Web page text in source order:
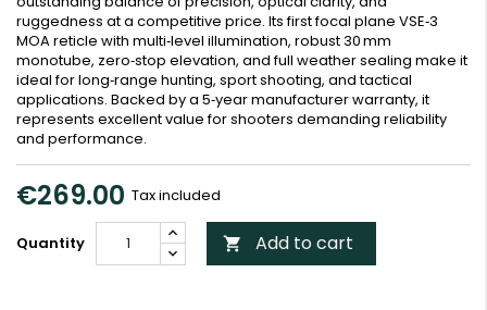
ruggedness at a competitive price. Its first focal plane VSE‑3
MOA reticle with multi‑level illumination, robust 30 mm
monotube, zero‑stop elevation, and full weather sealing make it
ideal for long‑range hunting, sport shooting, and tactical
applications. Backed by a 5‑year manufacturer warranty, it
represents excellent value for shooters demanding reliability
and performance.
€269.00 Tax included
Quantity  Add to cart